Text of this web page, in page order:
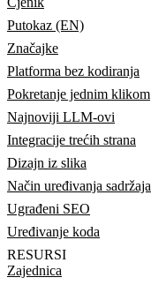
Putokaz (EN)
Značajke
Platforma bez kodiranja
Pokretanje jednim klikom
Najnoviji LLM-ovi
Integracije trećih strana
Dizajn iz slika
Način uređivanja sadržaja
Ugrađeni SEO
Uređivanje koda
RESURSI
Zajednica